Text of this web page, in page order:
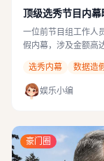
顶级选秀节目内
一位前节目组工作人
假内幕，涉及金额高
选秀内幕
数据造
娱乐小编
豪门圈